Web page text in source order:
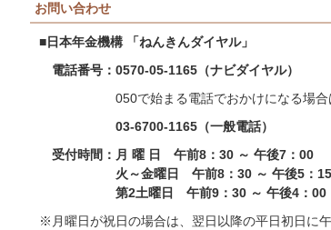
お問い合わせ
■日本年金機構 「ねんきんダイヤル」
電話番号：0570-05-1165（ナビダイヤル）
050で始まる電話でおかけになる場合
03-6700-1165（一般電話）
受付時間：月 曜 日 午前8：30 ～ 午後7：00
火～金曜日 午前8：30 ～ 午後5：15
第2土曜日 午前9：30 ～ 午後4：00
※月曜日が祝日の場合は、翌日以降の平日初日に